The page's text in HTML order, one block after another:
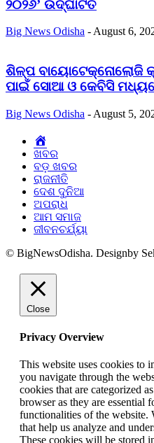
୨୦୨୬’ ଉଦ୍‌ଘାଟିତ
Big News Odisha - August 6,
ଶିଳ୍ପ ବାୟୋଟେକ୍ନୋଲୋଜି
ପାଇଁ ସୋଆ ଓ କେବିସି
Big News Odisha - August 5,
ଖବର
ବଡ଼ ଖବର
ରାଜନୀତି
ଦେଶ ଦୁନିଆ
ଅପରାଧ
ଆମ ସମାଜ
ଜୀବନଚର୍ଯ୍ୟା
© BigNewsOdisha. Designby
Close
Privacy Overview
This website uses cookies to
you navigate through the
cookies that are categorized
browser as they are essential
functionalities of the website.
that help us analyze and
These cookies will be stored